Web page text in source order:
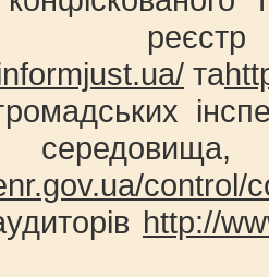
та
control/
http://